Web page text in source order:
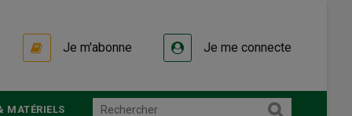
Je m'abonne Je me connecte
MATÉRIELS